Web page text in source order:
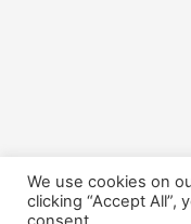
We use cookies on
clicking “Accept